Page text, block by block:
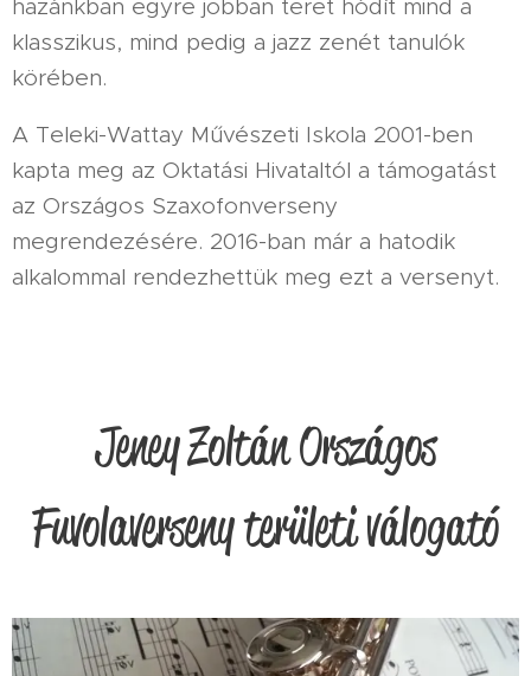
hazánkban egyre jobban teret hódít mind a
klasszikus, mind pedig a jazz zenét tanulók
körében.
A Teleki-Wattay Művészeti Iskola 2001-ben
kapta meg az Oktatási Hivataltól a támogatást
az Országos Szaxofonverseny
megrendezésére. 2016-ban már a hatodik
alkalommal rendezhettük meg ezt a versenyt.
Jeney Zoltán Országos
Fuvolaverseny területi válogató